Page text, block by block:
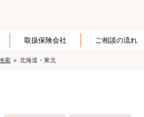
取扱保険会社 ご相談の流れ
索 北海道・東北